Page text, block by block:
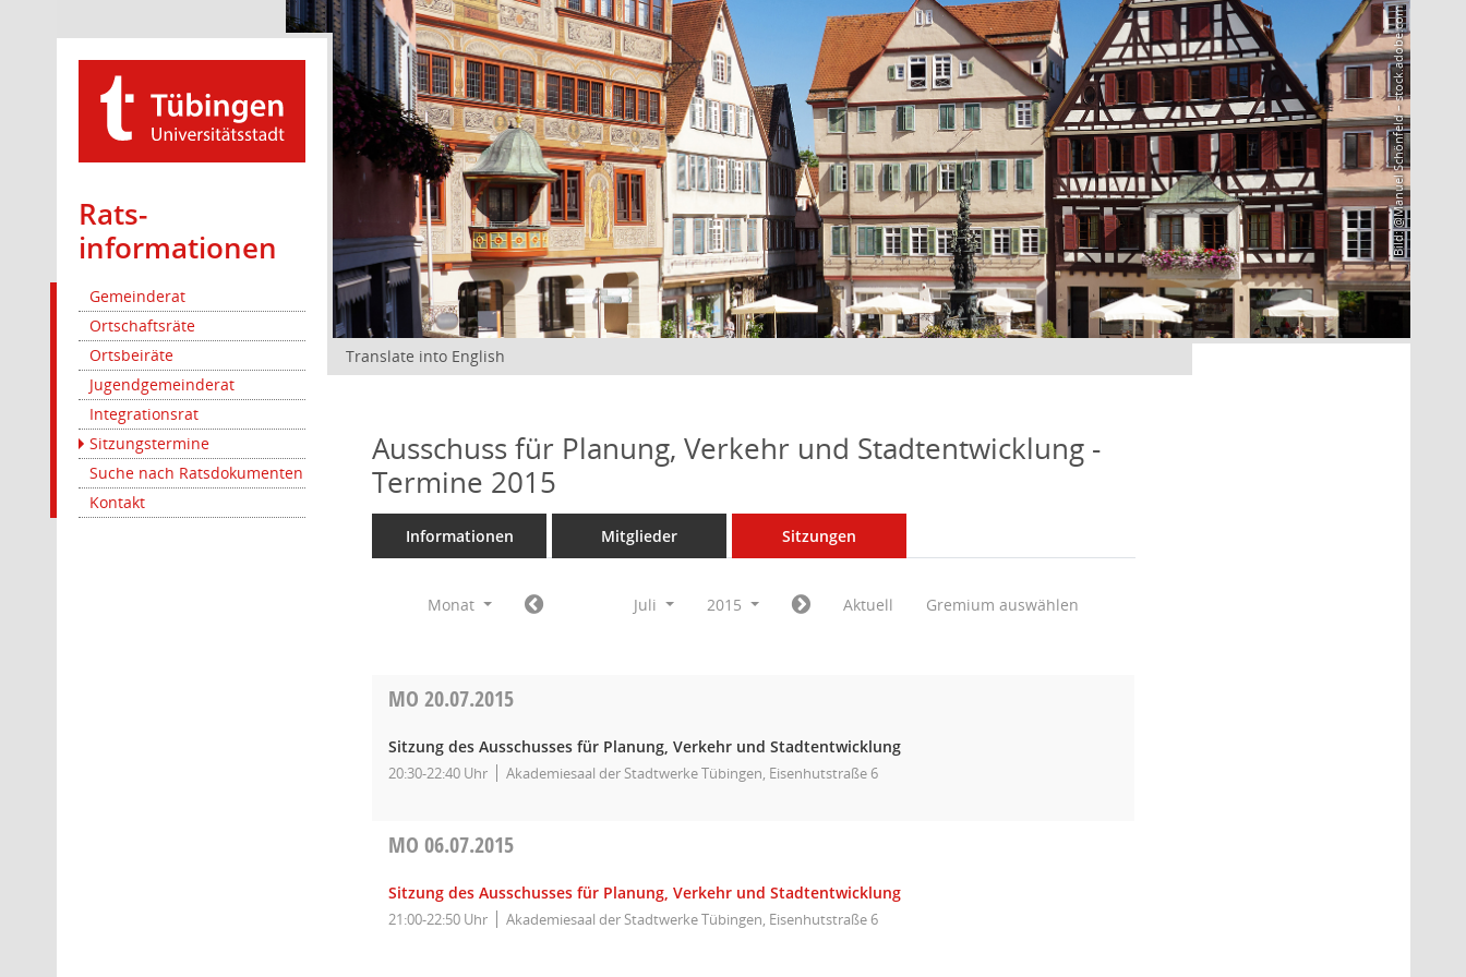
Rats­
informationen
Gemeinderat
Ortschaftsräte
Ortsbeiräte
Jugendgemeinderat
Integrationsrat
Sitzungstermine
Suche nach Ratsdokumenten
Kontakt
Bild: @Manuel Schönfeld – stock.adobe.com
Translate into English
Ausschuss für Planung, Verkehr und Stadtentwicklung -
Termine 2015
Informationen Mitglieder Sitzungen
Monat Juli 2015 Aktuell Gremium auswählen
MO20.07.2015
Sitzung des Ausschusses für Planung, Verkehr und Stadtentwicklung
20:30-22:40 Uhr Akademiesaal der Stadtwerke Tübingen, Eisenhutstraße 6
MO06.07.2015
Sitzung des Ausschusses für Planung, Verkehr und Stadtentwicklung
21:00-22:50 Uhr Akademiesaal der Stadtwerke Tübingen, Eisenhutstraße 6